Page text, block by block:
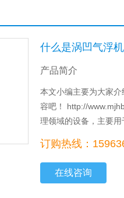
什么是涡凹气浮机
产品简介
本文小编主要为大家
容吧！ http://
理领域的设备，主要
订购热线：
在线咨询